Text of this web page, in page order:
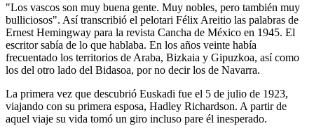
"Los vascos son muy buena gente. Muy nobles, pero también muy
bulliciosos". Así transcribió el pelotari Félix Areitio las palabras de
Ernest Hemingway para la revista Cancha de México en 1945. El
escritor sabía de lo que hablaba. En los años veinte había
frecuentado los territorios de Araba, Bizkaia y Gipuzkoa, así como
los del otro lado del Bidasoa, por no decir los de Navarra.
La primera vez que descubrió Euskadi fue el 5 de julio de 1923,
viajando con su primera esposa, Hadley Richardson. A partir de
aquel viaje su vida tomó un giro incluso pare él inesperado.